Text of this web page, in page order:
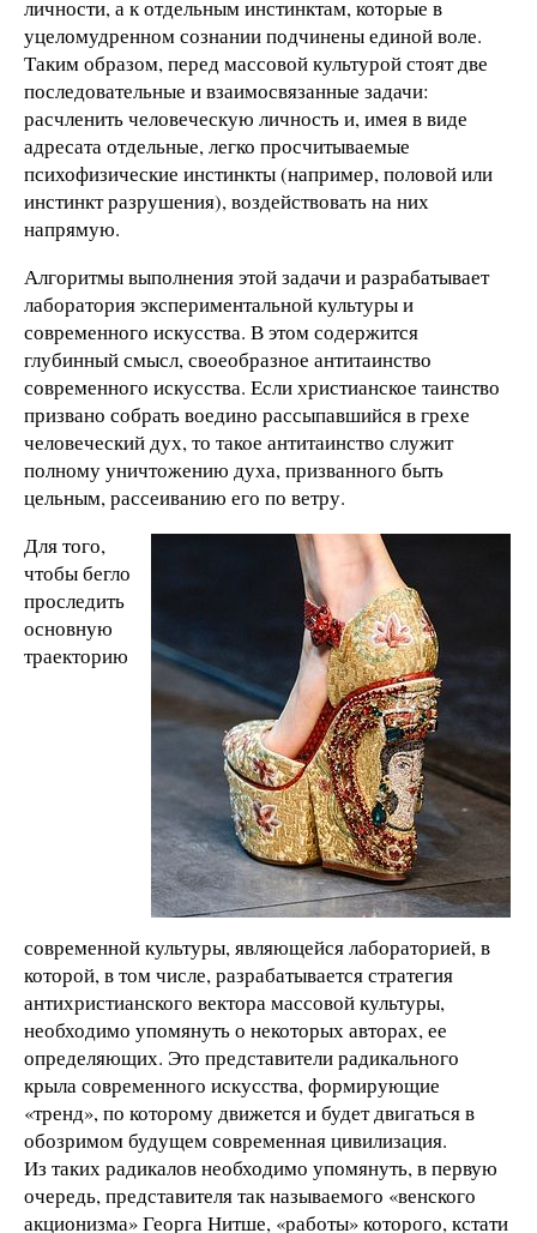
личности, а к отдельным инстинктам, которые в
уцеломудренном сознании подчинены единой воле.
Таким образом, перед массовой культурой стоят две
последовательные и взаимосвязанные задачи:
расчленить человеческую личность и, имея в виде
адресата отдельные, легко просчитываемые
психофизические инстинкты (например, половой или
инстинкт разрушения), воздействовать на них
напрямую.
Алгоритмы выполнения этой задачи и разрабатывает
лаборатория экспериментальной культуры и
современного искусства. В этом содержится
глубинный смысл, своеобразное антитаинство
современного искусства. Если христианское таинство
призвано собрать воедино рассыпавшийся в грехе
человеческий дух, то такое антитаинство служит
полному уничтожению духа, призванного быть
цельным, рассеиванию его по ветру.
Для того,
чтобы бегло
проследить
основную
траекторию
современной культуры, являющейся лабораторией, в
которой, в том числе, разрабатывается стратегия
антихристианского вектора массовой культуры,
необходимо упомянуть о некоторых авторах, ее
определяющих. Это представители радикального
крыла современного искусства, формирующие
«тренд», по которому движется и будет двигаться в
обозримом будущем современная цивилизация.
Из таких радикалов необходимо упомянуть, в первую
очередь, представителя так называемого «венского
акционизма» Георга Нитше, «работы» которого, кстати